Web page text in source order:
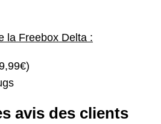
la Freebox Delta :
avis des clients